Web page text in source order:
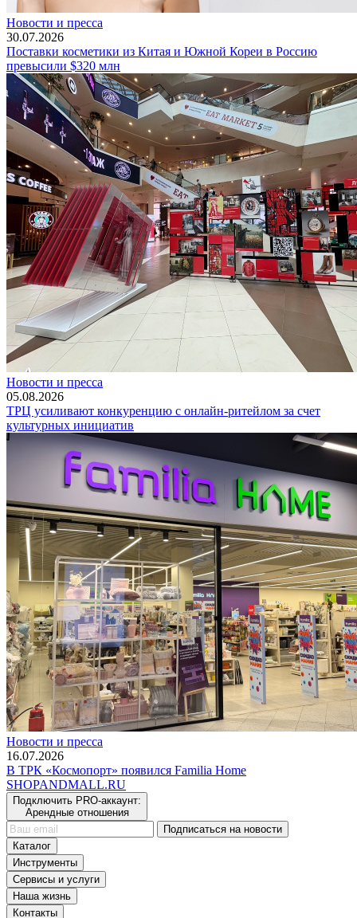
Новости и пресса
30.07.2026
Поставки косметики из Китая и Южной Кореи в Россию
превысили $320 млн
Новости и пресса
05.08.2026
ТРЦ усиливают конкуренцию с онлайн-ритейлом за счет
культурных инициатив
Новости и пресса
16.07.2026
В ТРК «Космопорт» появился Familia Home
SHOPANDMALL.RU
Подключить PRO-аккаунт:
Арендные отношения
Подписаться на новости
Каталог
Инструменты
Сервисы и услуги
Наша жизнь
Контакты